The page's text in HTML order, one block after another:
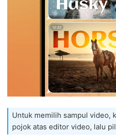
Untuk memilih sampul video,
pojok atas editor video, lalu